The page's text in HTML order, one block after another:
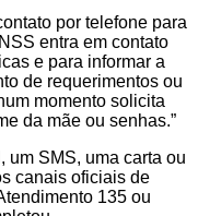
por telefone para
entra em contato
e para informar a
de requerimentos ou
momento solicita
da mãe ou senhas.”
um SMS, uma carta ou
canais oficiais de
135 ou